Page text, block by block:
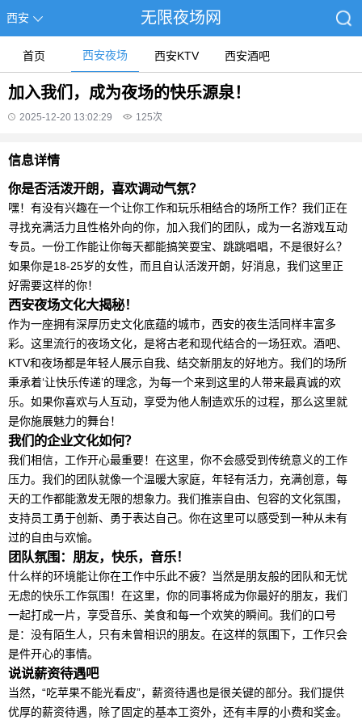
西安 无限夜场网
首页 西安夜场 西安KTV 西安酒吧
加入我们，成为夜场的快乐源泉！
2025-12-20 13:02:29 125次
信息详情
你是否活泼开朗，喜欢调动气氛？
嘿！有没有兴趣在一个让你工作和玩乐相结合的场所工作？我们正在
寻找充满活力且性格外向的你，加入我们的团队，成为一名游戏互动
专员。一份工作能让你每天都能搞笑耍宝、跳跳唱唱，不是很好么？
如果你是18-25岁的女性，而且自认活泼开朗，好消息，我们这里正
好需要这样的你！
西安夜场文化大揭秘！
作为一座拥有深厚历史文化底蕴的城市，西安的夜生活同样丰富多
彩。这里流行的夜场文化，是将古老和现代结合的一场狂欢。酒吧、
KTV和夜场都是年轻人展示自我、结交新朋友的好地方。我们的场所
秉承着‘让快乐传递’的理念，为每一个来到这里的人带来最真诚的欢
乐。如果你喜欢与人互动，享受为他人制造欢乐的过程，那么这里就
是你施展魅力的舞台！
我们的企业文化如何？
我们相信，工作开心最重要！在这里，你不会感受到传统意义的工作
压力。我们的团队就像一个温暖大家庭，年轻有活力，充满创意，每
天的工作都能激发无限的想象力。我们推崇自由、包容的文化氛围，
支持员工勇于创新、勇于表达自己。你在这里可以感受到一种从未有
过的自由与欢愉。
团队氛围：朋友，快乐，音乐！
什么样的环境能让你在工作中乐此不疲？当然是朋友般的团队和无忧
无虑的快乐工作氛围！在这里，你的同事将成为你最好的朋友，我们
一起打成一片，享受音乐、美食和每一个欢笑的瞬间。我们的口号
是：没有陌生人，只有未曾相识的朋友。在这样的氛围下，工作只会
是件开心的事情。
说说薪资待遇吧
当然，“吃苹果不能光看皮”，薪资待遇也是很关键的部分。我们提供
优厚的薪资待遇，除了固定的基本工资外，还有丰厚的小费和奖金。